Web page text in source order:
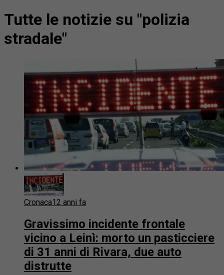
Tutte le notizie su "polizia
stradale"
Cronaca12 anni fa
Gravissimo incidente frontale
vicino a Leinì: morto un pasticciere
di 31 anni di Rivara, due auto
distrutte